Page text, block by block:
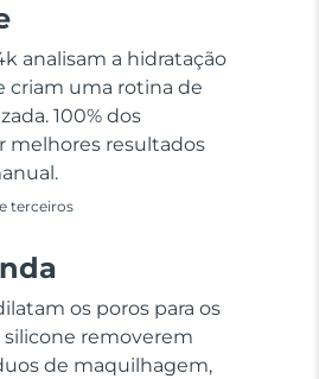
analisam a hidratação
criam uma rotina de
100% dos
melhores resultados
terceiros
os poros para os
removerem
de maquilhagem,